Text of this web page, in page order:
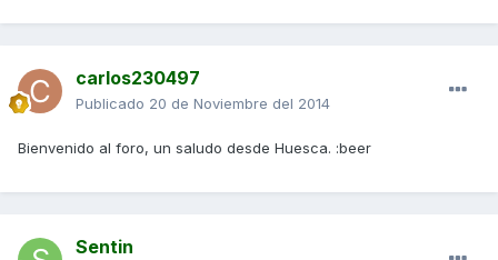
carlos230497
Publicado 20 de Noviembre del 2014
Bienvenido al foro, un saludo desde Huesca. :beer
Sentin